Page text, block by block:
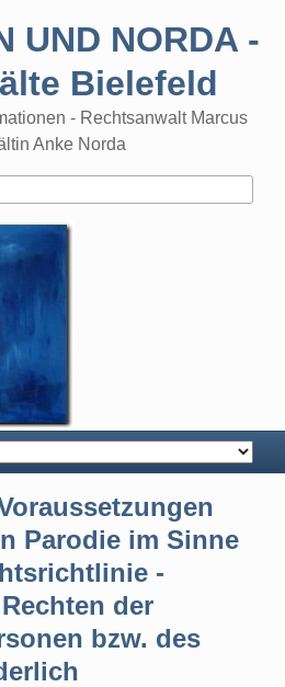
UND NORDA -
Bielefeld
- Rechtsanwalt Marcus
Anke Norda
Parodie im Sinne
-
der
bzw. des